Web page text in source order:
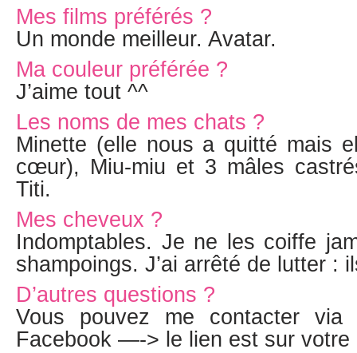
Mes films préférés ?
Un monde meilleur. Avatar.
Ma couleur préférée ?
J’aime tout ^^
Les noms de mes chats ?
Minette (elle nous a quitté mais
cœur), Miu-miu et 3 mâles
Titi.
Mes cheveux ?
Indomptables. Je ne les coiffe
shampoings. J’ai arrêté de lutter :
D’autres questions ?
Vous pouvez me contacter
Facebook —-> le lien est sur votre